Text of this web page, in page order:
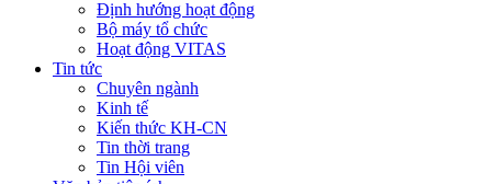
Định hướng hoạt động
Bộ máy tổ chức
Hoạt động VITAS
Tin tức
Chuyên ngành
Kinh tế
Kiến thức KH-CN
Tin thời trang
Tin Hội viên